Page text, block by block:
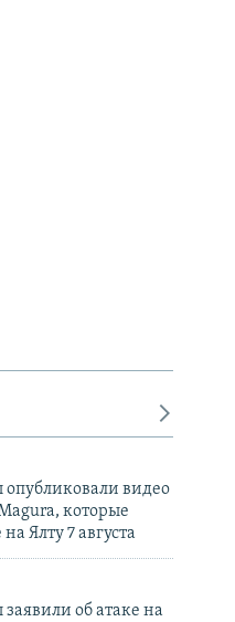
видео
которые
Ялту 7 августа
об атаке на